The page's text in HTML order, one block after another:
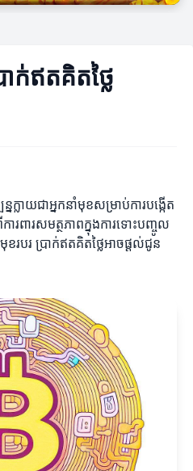
ឥតគិតថ្លៃ
នក្លាយជាអ្នកនាំមុខសម្រាប់ការបង្កើត
រពារសមត្ថភាពក្នុងការទោះបញ្ចូល
បរ ប្រាក់ឥតគិតថ្លៃអាចផ្តល់ជូន